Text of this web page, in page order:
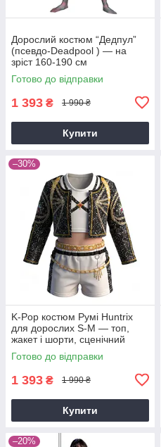
Дорослий костюм “Дедпул”
(псевдо-Deadpool ) — на
зріст 160-190 см
Готово до відправки
1 393 ₴ 1 990 ₴
Купити
–30%
K-Pop костюм Румі Huntrix
для дорослих S-M — топ,
жакет і шорти, сценічний
cosplay костюм Demon
Hunters
Готово до відправки
1 393 ₴ 1 990 ₴
Купити
–20%